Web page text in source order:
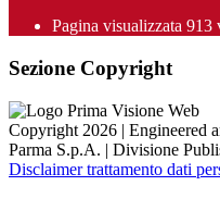
Pagina visualizzata 913
Sezione Copyright
Copyright 2026 | Engineered
Parma S.p.A. | Divisione
Disclaimer trattamento dati